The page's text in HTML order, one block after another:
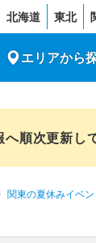
北海道 東北
エリアから
順次更新し
関東の夏休みイベ